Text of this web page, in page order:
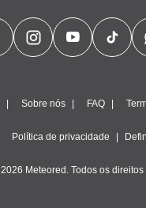
Sobre nós FAQ
Política de privacidade
Meteored. Todos os direitos